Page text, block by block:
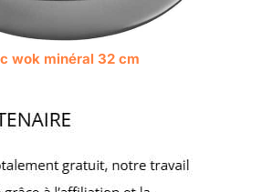
wok minéral 32 cm